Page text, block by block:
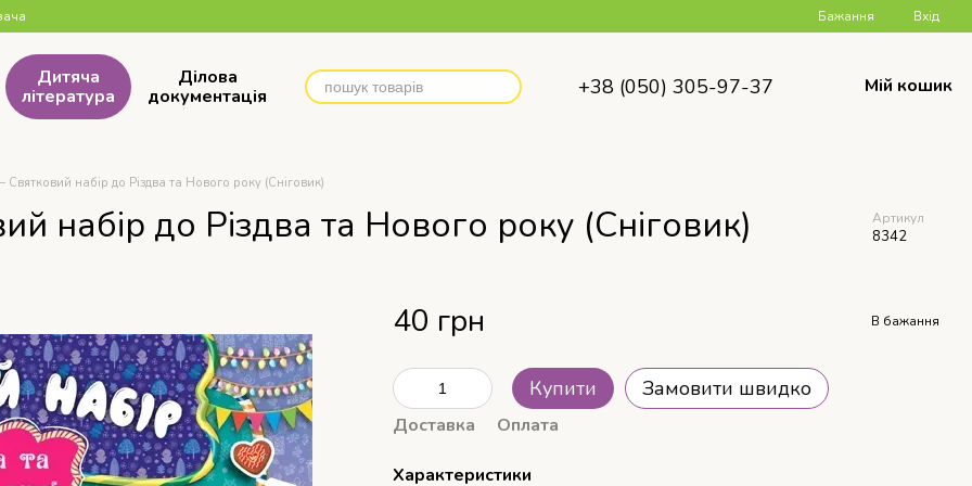
Бажання Вхід
Дитяча
література
Ділова
документація
+38 (050) 305-97-37 Мій кошик
набір до Різдва та Нового року (Сніговик)
набір до Різдва та Нового року (Сніговик) Артикул
8342
40 грн В бажання
Купити Замовити швидко
Доставка Оплата
Характеристики